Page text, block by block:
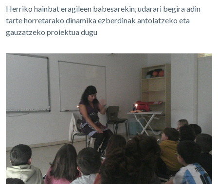
Herriko hainbat eragileen babesarekin, udarari begira adin
tarte horretarako dinamika ezberdinak antolatzeko eta
gauzatzeko proiektua dugu